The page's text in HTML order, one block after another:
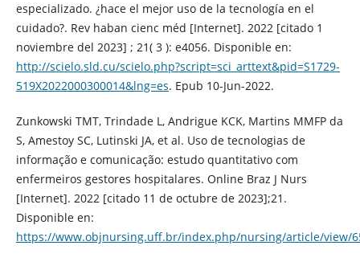
especializado. ¿hace el mejor uso de la tecnología en el
cuidado?. Rev haban cienc méd [Internet]. 2022 [citado 1
noviembre del 2023] ; 21( 3 ): e4056. Disponible en:
http://scielo.sld.cu/scielo.php?script=sci_arttext&pid=S1729-
519X2022000300014&lng=es. Epub 10-Jun-2022.
Zunkowski TMT, Trindade L, Andrigue KCK, Martins MMFP da
S, Amestoy SC, Lutinski JA, et al. Uso de tecnologias de
informação e comunicação: estudo quantitativo com
enfermeiros gestores hospitalares. Online Braz J Nurs
[Internet]. 2022 [citado 11 de octubre de 2023];21.
Disponible en:
https://www.objnursing.uff.br/index.php/nursing/article/view/